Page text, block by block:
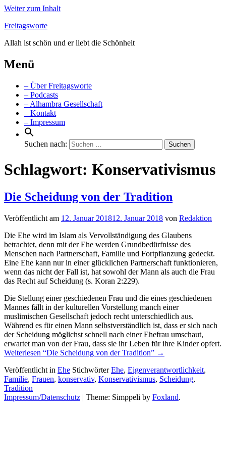
Weiter zum Inhalt
Freitagsworte
Allah ist schön und er liebt die Schönheit
Menü
– Über Freitagsworte
– Podcasts
– Alhambra Gesellschaft
– Kontakt
– Impressum
Suchen nach:
Schlagwort: Konservativismus
Die Scheidung von der Tradition
Veröffentlicht am 12. Januar 201812. Januar 2018 von Redaktion
Die Ehe wird im Islam als Vervollständigung des Glaubens
betrachtet, denn mit der Ehe werden Grundbedürfnisse des
Menschen nach Partnerschaft, Familie und Fortpflanzung gedeckt.
Eine Ehe kann nur in einer glücklichen Partnerschaft funktionieren,
wenn das nicht der Fall ist, hat sowohl der Mann als auch die Frau
das Recht auf Scheidung (s. Koran 2:229).
Die Stellung einer geschiedenen Frau und die eines geschiedenen
Mannes fällt in der kulturellen Vorstellung manch einer
muslimischen Gesellschaft jedoch recht unterschiedlich aus.
Während es für einen Mann selbstverständlich ist, dass er sich nach
der Scheidung möglichst schnell nach einer Ehefrau umschaut,
erwartet man von der Frau, dass sie ihr Leben für ihre Kinder opfert.
Weiterlesen “Die Scheidung von der Tradition” →
Veröffentlicht in Ehe StichwörterEhe, Eigenverantwortlichkeit,
Familie, Frauen, konservativ, Konservativismus, Scheidung,
Tradition
Impressum/Datenschutz | Theme: Simppeli by Foxland.